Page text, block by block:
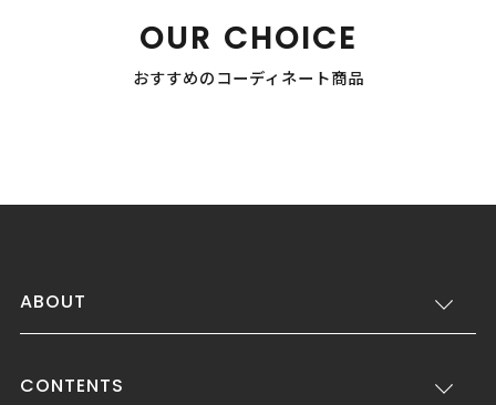
OUR CHOICE
おすすめのコーディネート商品
ABOUT
CONTENTS